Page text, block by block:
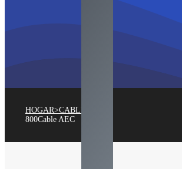
HOGAR>CABLE
800Cable AEC